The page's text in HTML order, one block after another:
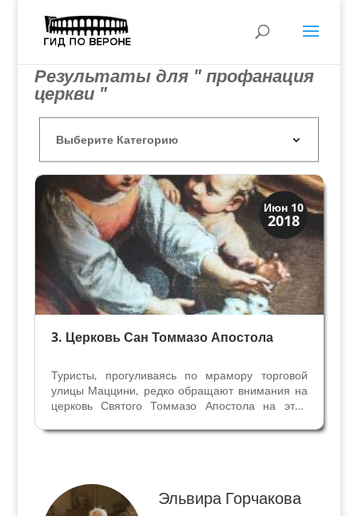
Результаты для " профанация
церкви "
Июн 10
2018
Скрытая Верона
Церкви
3. Церковь Сан Томмазо Апостола
Туристы, прогуливаясь по мрамору торговой
улицы Маццини, редко обращают внимания на
церковь Святого Томмазо Апостола на этой
чтобы отличать её от другой веронской церкви
Эльвира Горчакова